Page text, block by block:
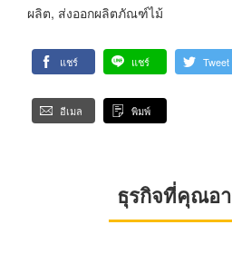
ผลิต, ส่งออกผลิตภัณฑ์ไม้
แชร์ แชร์ Tweet
อีเมล พิมพ์
ธุรกิจที่คุณอ